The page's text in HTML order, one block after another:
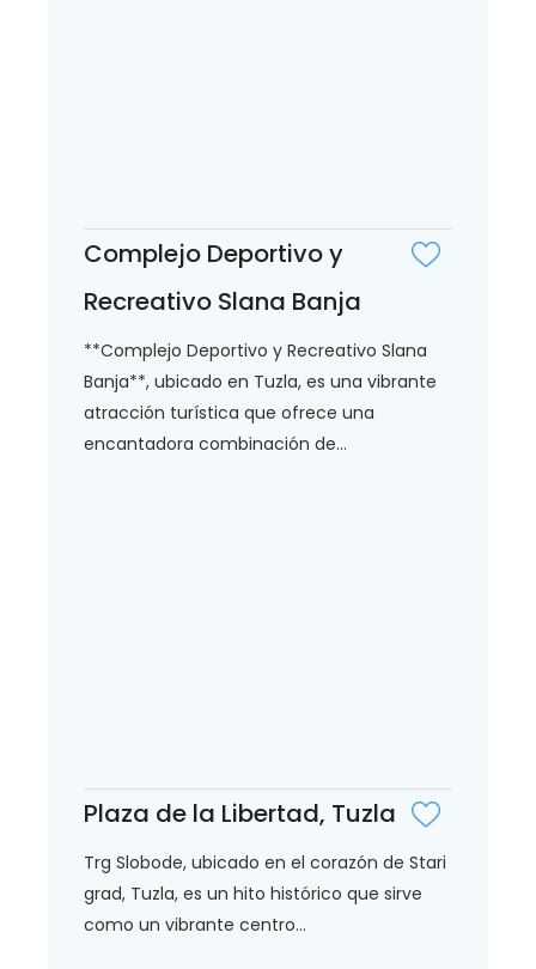
Complejo Deportivo y
Recreativo Slana Banja
**Complejo Deportivo y Recreativo Slana
Banja**, ubicado en Tuzla, es una vibrante
atracción turística que ofrece una
encantadora combinación de...
Plaza de la Libertad, Tuzla
Trg Slobode, ubicado en el corazón de Stari
grad, Tuzla, es un hito histórico que sirve
como un vibrante centro...